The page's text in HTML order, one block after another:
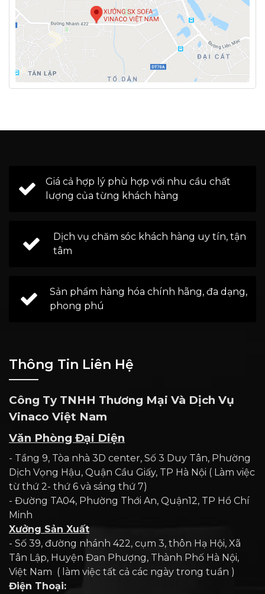
Giá cả hợp lý phù hợp với nhu cầu chất
lượng của từng khách hàng
Dịch vụ chăm sóc khách hàng uy tín, tận
tâm
Sản phẩm hàng hóa chính hãng, đa dạng,
phong phú
Thông Tin Liên Hệ
Công Ty TNHH Thương Mại Và Dịch Vụ
Vinaco Việt Nam
Văn Phòng Đại Diện
- Tầng 9, Tòa nhà 3D center, Số 3 Duy Tân, Phường
Dịch Vọng Hậu, Quận Cầu Giấy, TP Hà Nội ( Làm việc
từ thứ 2- thứ 6 và sáng thứ 7)
- Đường TA04, Phường Thới An, Quận12, TP Hồ Chí
Minh
Xưởng Sản Xuất
- Số 39, đường nhánh 422, cụm 3, thôn Hạ Hội, Xã
Tân Lập, Huyện Đan Phượng, Thành Phố Hà Nội,
Việt Nam ( làm việc tất cả các ngày trong tuần )
Điện Thoại: